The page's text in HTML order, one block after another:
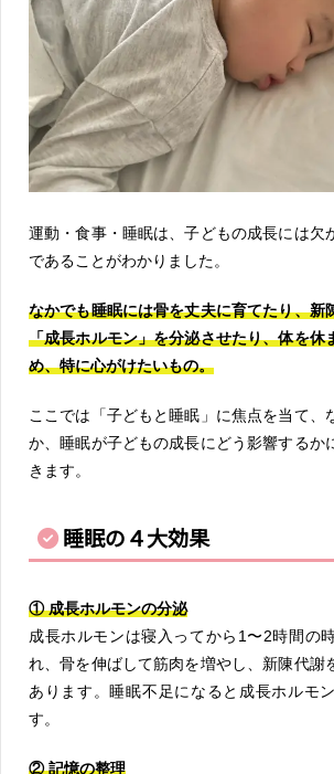
運動・食事・睡眠は、子どもの成長には欠
であることがわかりました。
なかでも睡眠には骨を丈夫に育てたり、新
「成長ホルモン」を分泌させたり、体を休
め、特に心がけたいもの。
ここでは「子どもと睡眠」に焦点を当て、
か、睡眠が子どもの成長にどう影響するか
きます。
睡眠の４大効果
① 成長ホルモンの分泌
成長ホルモンは寝入ってから1〜2時間の
れ、骨を伸ばして筋肉を増やし、新陳代謝
あります。睡眠不足になると成長ホルモ
す。
② 記憶の整理